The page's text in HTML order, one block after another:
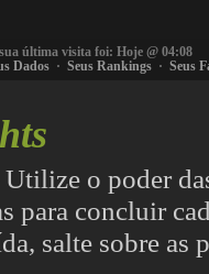
última visita foi: Hoje @ 04:08
Dados · Seus Rankings · Seus
o poder
para concluir
salte sobre as